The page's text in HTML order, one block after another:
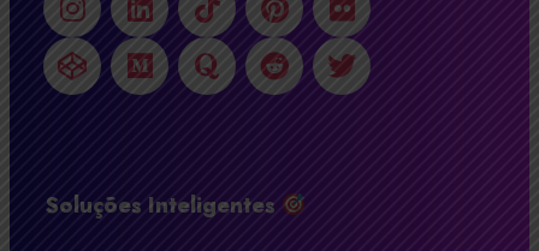
Soluções Inteligentes